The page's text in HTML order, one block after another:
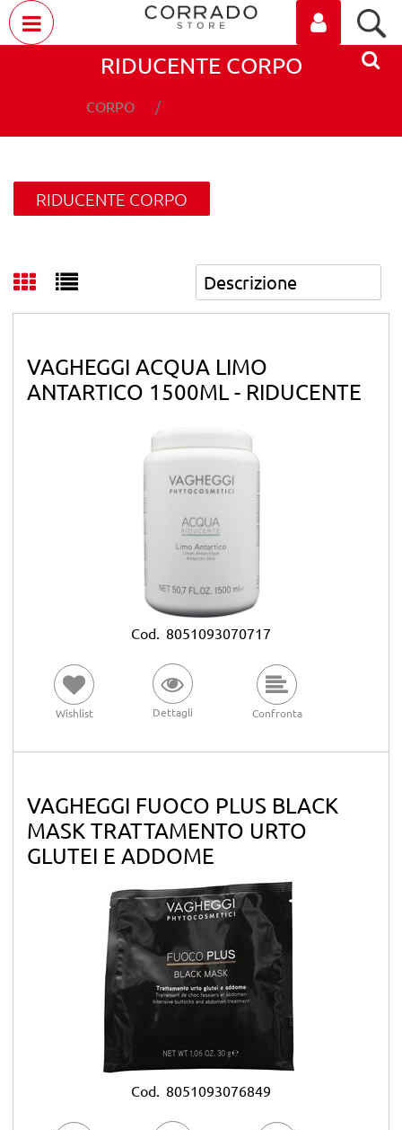
RIDUCENTE CORPO
CORPO
RIDUCENTE CORPO
VAGHEGGI ACQUA LIMO
ANTARTICO 1500ML - RIDUCENTE
Cod. 8051093070717
Wishlist Dettagli Confronta
VAGHEGGI FUOCO PLUS BLACK
MASK TRATTAMENTO URTO
GLUTEI E ADDOME
Cod. 8051093076849